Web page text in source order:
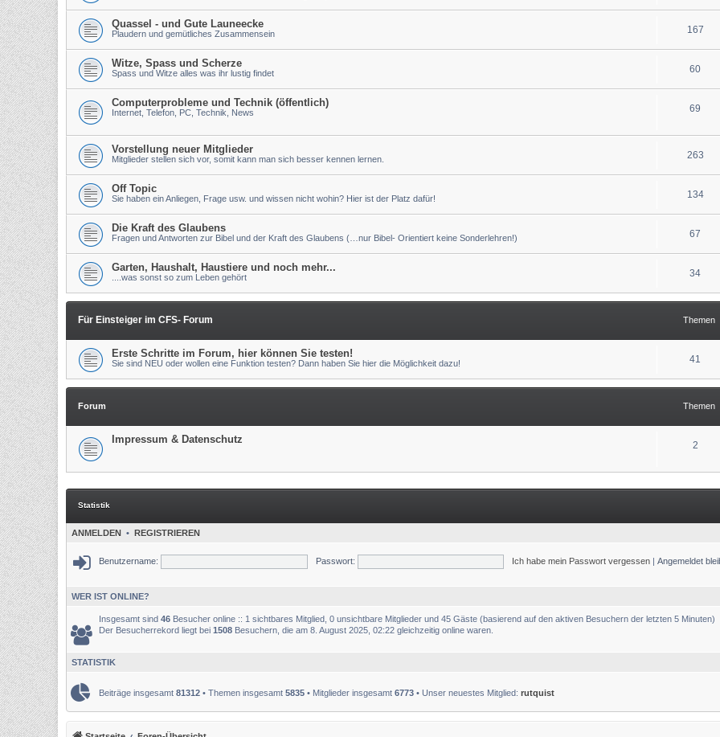
Quassel - und Gute Launeecke
Plaudern und gemütliches Zusammensein 167
Witze, Spass und Scherze
Spass und Witze alles was ihr lustig findet 60
Computerprobleme und Technik (öffentlich)
Internet, Telefon, PC, Technik, News 69
Vorstellung neuer Mitglieder
Mitglieder stellen sich vor, somit kann man sich besser kennen lernen. 263
Off Topic
Sie haben ein Anliegen, Frage usw. und wissen nicht wohin? Hier ist der Platz dafür! 134
Die Kraft des Glaubens
Fragen und Antworten zur Bibel und der Kraft des Glaubens (…nur Bibel- Orientiert keine Sonderlehren!) 67
Garten, Haushalt, Haustiere und noch mehr...
....was sonst so zum Leben gehört 34
Für Einsteiger im CFS- Forum Themen
Erste Schritte im Forum, hier können Sie testen!
Sie sind NEU oder wollen eine Funktion testen? Dann haben Sie hier die Möglichkeit dazu! 41
Forum Themen
Impressum & Datenschutz 2
Statistik
ANMELDEN • REGISTRIEREN
Benutzername: Passwort: Ich habe mein Passwort vergessen | Angemeldet
WER IST ONLINE?
Insgesamt sind 46 Besucher online :: 1 sichtbares Mitglied, 0 unsichtbare Mitglieder und 45 Gäste (basierend auf den aktiven Besuchern der letzten 5 Minuten)
Der Besucherrekord liegt bei 1508 Besuchern, die am 8. August 2025, 02:22 gleichzeitig online waren.
STATISTIK
Beiträge insgesamt 81312 • Themen insgesamt 5835 • Mitglieder insgesamt 6773 • Unser neuestes Mitglied: rutquist